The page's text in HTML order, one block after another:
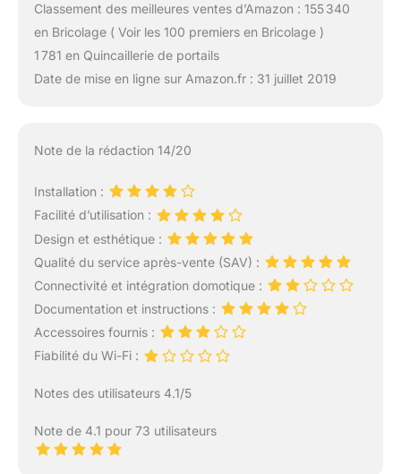
Classement des meilleures ventes d’Amazon : 155 340
en Bricolage ( Voir les 100 premiers en Bricolage )
1 781 en Quincaillerie de portails
Date de mise en ligne sur Amazon.fr : 31 juillet 2019
Note de la rédaction 14/20
Installation :
Facilité d’utilisation :
Design et esthétique :
Qualité du service après-vente (SAV) :
Connectivité et intégration domotique :
Documentation et instructions :
Accessoires fournis :
Fiabilité du Wi-Fi :
Notes des utilisateurs 4.1/5
Note de 4.1 pour 73 utilisateurs